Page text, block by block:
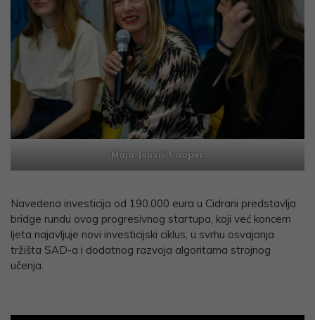
Maja Jelisić Cooper
Navedena investicija od 190.000 eura u Cidrani predstavlja
bridge rundu ovog progresivnog startupa, koji već koncem
ljeta najavljuje novi investicijski ciklus, u svrhu osvajanja
tržišta SAD-a i dodatnog razvoja algoritama strojnog
učenja.